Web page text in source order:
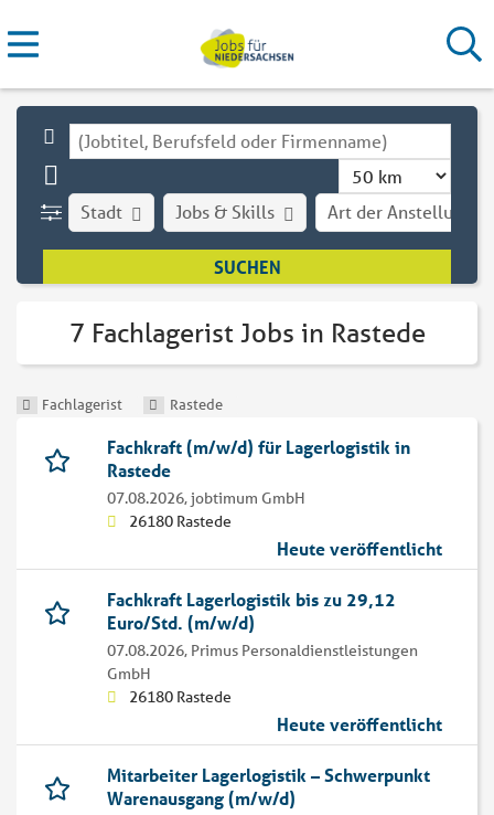
Stadt Art der Anstellung
Jobs & Skills
7 Fachlagerist Jobs in Rastede
Fachlagerist Rastede
Fachkraft (m/w/d) für Lagerlogistik in
Rastede
07.08.2026,jobtimum GmbH
26180 Rastede
Heute veröffentlicht
Fachkraft Lagerlogistik bis zu 29,12
Euro/Std. (m/w/d)
07.08.2026, Primus Personaldienstleistungen
GmbH
26180 Rastede
Heute veröffentlicht
Mitarbeiter Lagerlogistik – Schwerpunkt
Warenausgang (m/w/d)